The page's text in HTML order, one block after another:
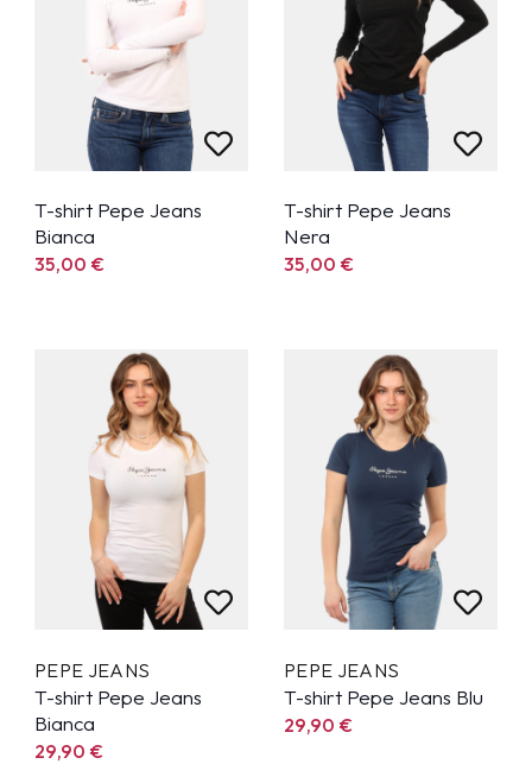
T-shirt Pepe Jeans
Bianca
35,00€
T-shirt Pepe Jeans
Nera
35,00€
PEPE JEANS
T-shirt Pepe Jeans
Bianca
29,90€
PEPE JEANS
T-shirt Pepe Jeans Blu
29,90€